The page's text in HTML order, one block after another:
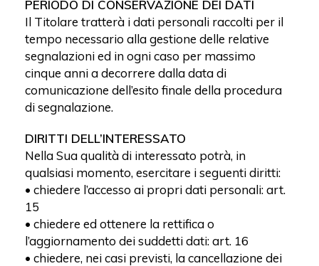
PERIODO DI CONSERVAZIONE DEI DATI
Il Titolare tratterà i dati personali raccolti per il
tempo necessario alla gestione delle relative
segnalazioni ed in ogni caso per massimo
cinque anni a decorrere dalla data di
comunicazione dell’esito finale della procedura
di segnalazione.
DIRITTI DELL’INTERESSATO
Nella Sua qualità di interessato potrà, in
qualsiasi momento, esercitare i seguenti diritti:
• chiedere l’accesso ai propri dati personali: art.
15
• chiedere ed ottenere la rettifica o
l’aggiornamento dei suddetti dati: art. 16
• chiedere, nei casi previsti, la cancellazione dei